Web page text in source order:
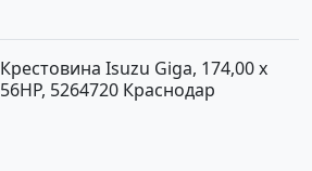
Крестовина Isuzu Giga, 174,00 x
56HP, 5264720 Краснодар